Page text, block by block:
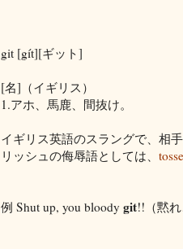
git [gít][ギット]
[名]（イギリス）
1.アホ、馬鹿、間抜け。
イギリス英語のスラングで、相
リッシュの侮辱語としては、
例 Shut up, you bloody git!!（黙